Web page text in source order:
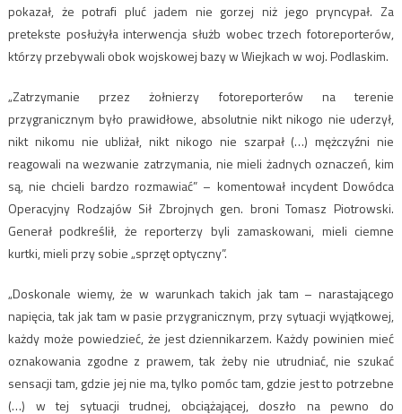
pokazał, że potrafi pluć jadem nie gorzej niż jego pryncypał. Za
pretekste posłużyła interwencja służb wobec trzech fotoreporterów,
którzy przebywali obok wojskowej bazy w Wiejkach w woj. Podlaskim.
„Zatrzymanie przez żołnierzy fotoreporterów na terenie
przygranicznym było prawidłowe, absolutnie nikt nikogo nie uderzył,
nikt nikomu nie ubliżał, nikt nikogo nie szarpał (…) mężczyźni nie
reagowali na wezwanie zatrzymania, nie mieli żadnych oznaczeń, kim
są, nie chcieli bardzo rozmawiać” – komentował incydent Dowódca
Operacyjny Rodzajów Sił Zbrojnych gen. broni Tomasz Piotrowski.
Generał podkreślił, że reporterzy byli zamaskowani, mieli ciemne
kurtki, mieli przy sobie „sprzęt optyczny”.
„Doskonale wiemy, że w warunkach takich jak tam – narastającego
napięcia, tak jak tam w pasie przygranicznym, przy sytuacji wyjątkowej,
każdy może powiedzieć, że jest dziennikarzem. Każdy powinien mieć
oznakowania zgodne z prawem, tak żeby nie utrudniać, nie szukać
sensacji tam, gdzie jej nie ma, tylko pomóc tam, gdzie jest to potrzebne
(…) w tej sytuacji trudnej, obciążającej, doszło na pewno do